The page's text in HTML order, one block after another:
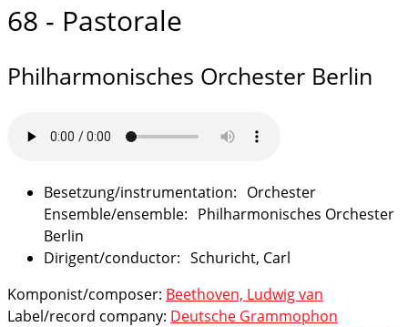
68 - Pastorale
Philharmonisches Orchester Berlin
Orchester
Philharmonisches Orchester
Berlin
Schuricht, Carl
Komponist/composer: Beethoven, Ludwig van
Label/record company: Deutsche Grammophon